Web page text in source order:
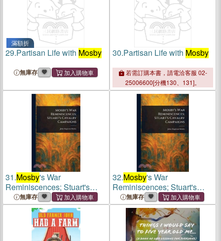
滿額折
29.Partisan Life with Mosby
無庫存
30.Partisan Life with Mosby
若需訂購本書，請電洽客服 02-
25006600[分機130、131]。
31.Mosby's War
Reminiscences; Stuart's
Cavalry Campaigns
無庫存
32.Mosby's War
Reminiscences; Stuart's
Cavalry Campaigns
無庫存